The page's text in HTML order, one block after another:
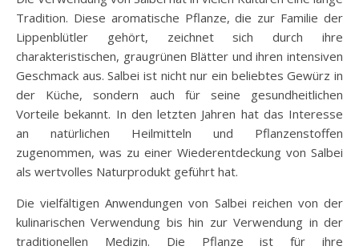
Tradition. Diese aromatische Pflanze, die zur Familie der
Lippenblütler gehört, zeichnet sich durch ihre
charakteristischen, graugrünen Blätter und ihren intensiven
Geschmack aus. Salbei ist nicht nur ein beliebtes Gewürz in
der Küche, sondern auch für seine gesundheitlichen
Vorteile bekannt. In den letzten Jahren hat das Interesse
an natürlichen Heilmitteln und Pflanzenstoffen
zugenommen, was zu einer Wiederentdeckung von Salbei
als wertvolles Naturprodukt geführt hat.
Die vielfältigen Anwendungen von Salbei reichen von der
kulinarischen Verwendung bis hin zur Verwendung in der
traditionellen Medizin. Die Pflanze ist für ihre